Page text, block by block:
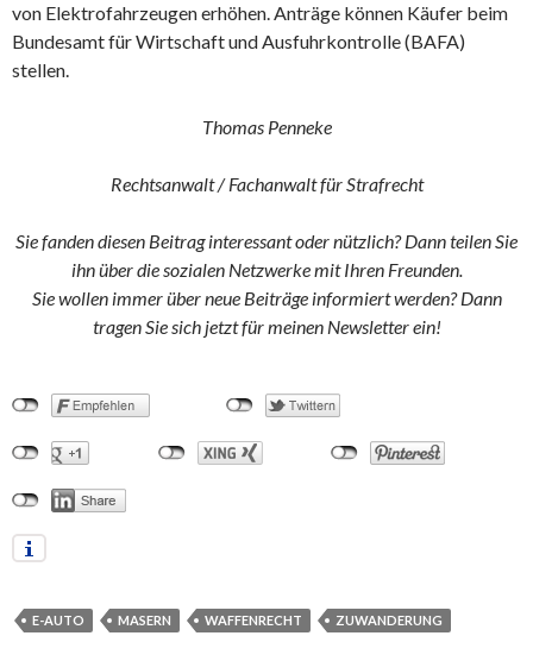
von Elektrofahrzeugen erhöhen. Anträge können Käufer beim
Bundesamt für Wirtschaft und Ausfuhrkontrolle (BAFA)
stellen.
Thomas Penneke
Rechtsanwalt / Fachanwalt für Strafrecht
Sie fanden diesen Beitrag interessant oder nützlich? Dann teilen Sie
ihn über die sozialen Netzwerke mit Ihren Freunden.
Sie wollen immer über neue Beiträge informiert werden? Dann
tragen Sie sich jetzt für meinen Newsletter ein!
E-AUTO MASERN WAFFENRECHT ZUWANDERUNG